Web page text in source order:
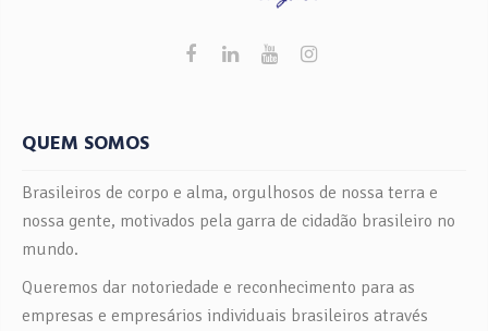
QUEM SOMOS
Brasileiros de corpo e alma, orgulhosos de nossa terra e
nossa gente, motivados pela garra de cidadão brasileiro no
mundo.
Queremos dar notoriedade e reconhecimento para as
empresas e empresários individuais brasileiros através